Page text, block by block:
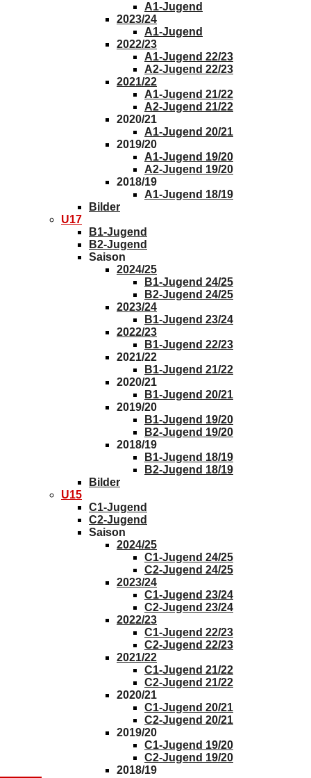
A1-Jugend
2023/24
A1-Jugend
2022/23
A1-Jugend 22/23
A2-Jugend 22/23
2021/22
A1-Jugend 21/22
A2-Jugend 21/22
2020/21
A1-Jugend 20/21
2019/20
A1-Jugend 19/20
A2-Jugend 19/20
2018/19
A1-Jugend 18/19
Bilder
U17
B1-Jugend
B2-Jugend
Saison
2024/25
B1-Jugend 24/25
B2-Jugend 24/25
2023/24
B1-Jugend 23/24
2022/23
B1-Jugend 22/23
2021/22
B1-Jugend 21/22
2020/21
B1-Jugend 20/21
2019/20
B1-Jugend 19/20
B2-Jugend 19/20
2018/19
B1-Jugend 18/19
B2-Jugend 18/19
Bilder
U15
C1-Jugend
C2-Jugend
Saison
2024/25
C1-Jugend 24/25
C2-Jugend 24/25
2023/24
C1-Jugend 23/24
C2-Jugend 23/24
2022/23
C1-Jugend 22/23
C2-Jugend 22/23
2021/22
C1-Jugend 21/22
C2-Jugend 21/22
2020/21
C1-Jugend 20/21
C2-Jugend 20/21
2019/20
C1-Jugend 19/20
C2-Jugend 19/20
2018/19